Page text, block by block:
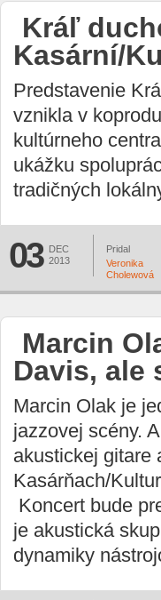
Kráľ
Kasární/
Predstavenie
vznikla v
kultúrneho
ukážku
tradičných
03
DEC
2013
Pridal
Veronika
Cholewová
Marcin
Davis, ale
Marcin Olak je
jazzovej scény.
akustickej gitare
Kasárňach/
Koncert bude
je akustická
dynamiky